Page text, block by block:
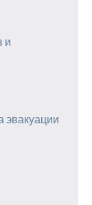
и
эвакуации